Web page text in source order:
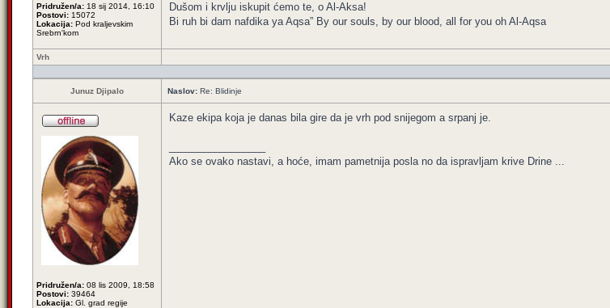
Pridružen/a: 18 sij 2014, 16:10
Postovi: 15072
Lokacija: Pod kraljevskim
Srebrn'kom
Dušom i krvlju iskupit ćemo te, o Al-Aksa!
Bi ruh bi dam nafdika ya Aqsa” By our souls, by our blood, all for you oh Al-Aqsa
Vrh
Junuz Djipalo Naslov: Re: Blidinje
Pridružen/a: 08 lis 2009, 18:58
Postovi: 39464
Lokacija: Gl. grad regije
Kaze ekipa koja je danas bila gire da je vrh pod snijegom a srpanj je.
Ako se ovako nastavi, a hoće, imam pametnija posla no da ispravljam krive Drine ...